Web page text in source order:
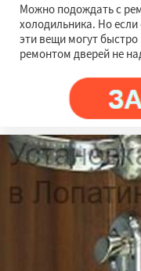
Можно подождать с
холодильника. Но
эти вещи могут
ремонтом дверей не